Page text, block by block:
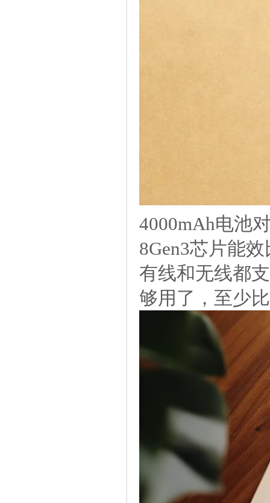
4000mAh电池
8Gen3芯片能
有线和无线都
够用了，至少